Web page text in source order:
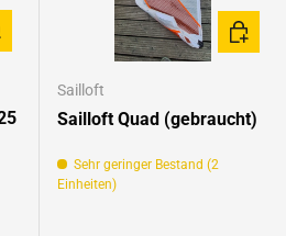
AUSWÄHLEN
Sailloft
Sailloft Quad (gebraucht)
Sehr geringer Bestand (2
Einheiten)